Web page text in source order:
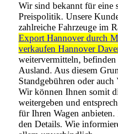
Wir sind bekannt für eine
Preispolitik. Unsere
zahlreiche Fahrzeuge im
Export Hannover durch
verkaufen Hannover
weitervermitteln,
Ausland. Aus diesem
Standgebühren oder
Wir können Ihnen somit
weitergeben und
für Ihren Wagen anbieten.
den Details. Wie